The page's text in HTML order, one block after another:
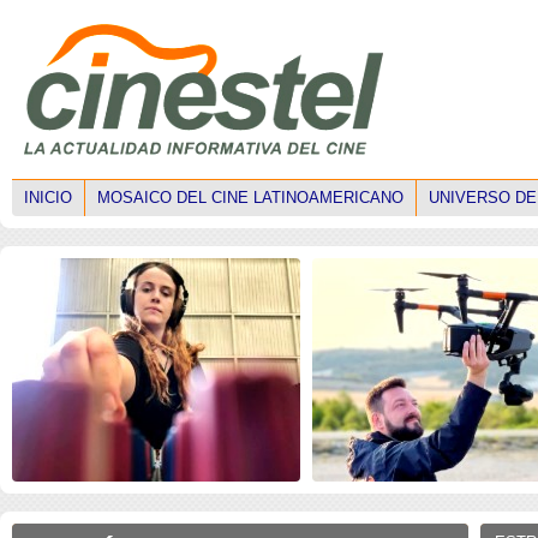
INICIO MOSAICO DEL CINE LATINOAMERICANO UNIVERSO
técnicas en el mercado
transforman la